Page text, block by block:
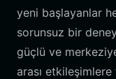
yeni başlayanlar
sorunsuz bir
güçlü ve
arası